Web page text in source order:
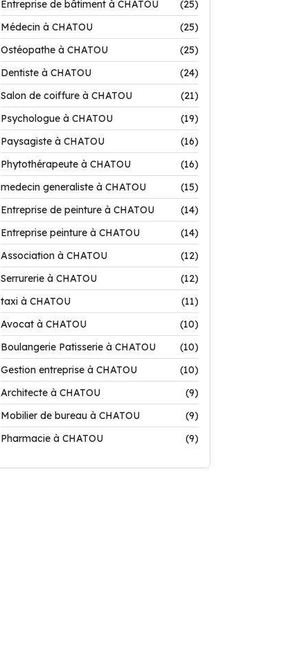
Entreprise de bâtiment à CHATOU
(25)
Médecin à CHATOU
(25)
Ostéopathe à CHATOU
(25)
Dentiste à CHATOU
(24)
Salon de coiffure à CHATOU
(21)
Psychologue à CHATOU
(19)
Paysagiste à CHATOU
(16)
Phytothérapeute à CHATOU
(16)
medecin generaliste à CHATOU
(15)
Entreprise de peinture à CHATOU
(14)
Entreprise peinture à CHATOU
(14)
Association à CHATOU
(12)
Serrurerie à CHATOU
(12)
taxi à CHATOU
(11)
Avocat à CHATOU
(10)
Boulangerie Patisserie à CHATOU
(10)
Gestion entreprise à CHATOU
(10)
Architecte à CHATOU
(9)
Mobilier de bureau à CHATOU
(9)
Pharmacie à CHATOU
(9)